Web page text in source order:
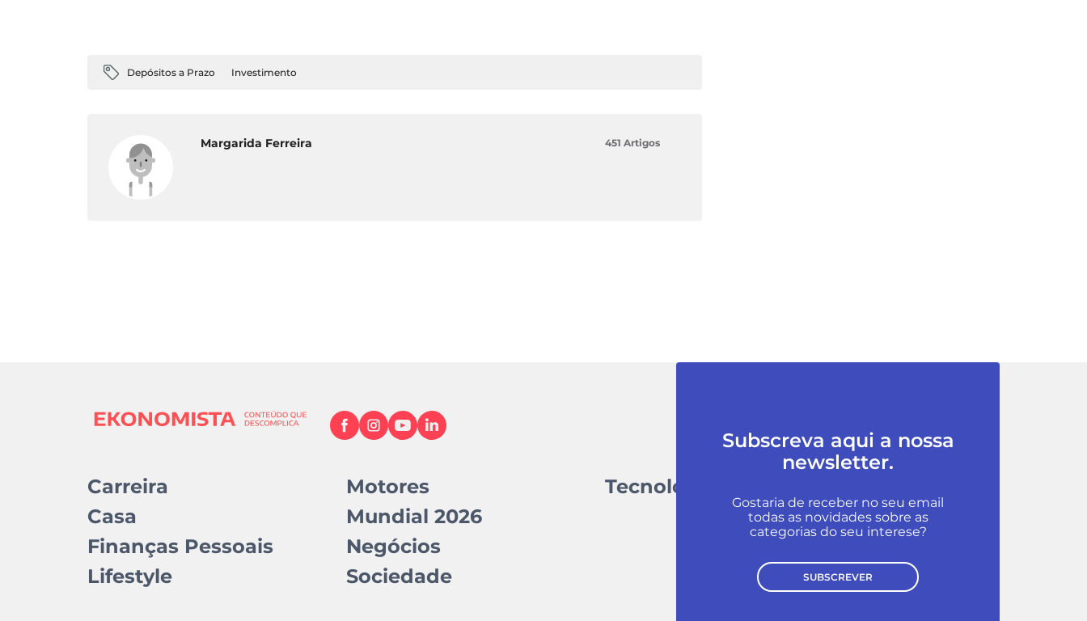
Depósitos a Prazo Investimento
Margarida Ferreira 451 Artigos
Carreira
Casa
Finanças Pessoais
Lifestyle
Motores
Mundial 2026
Negócios
Sociedade
Tecnologia
Subscreva aqui a nossa
newsletter.
Gostaria de receber no seu email
todas as novidades sobre as
categorias do seu interese?
SUBSCREVER